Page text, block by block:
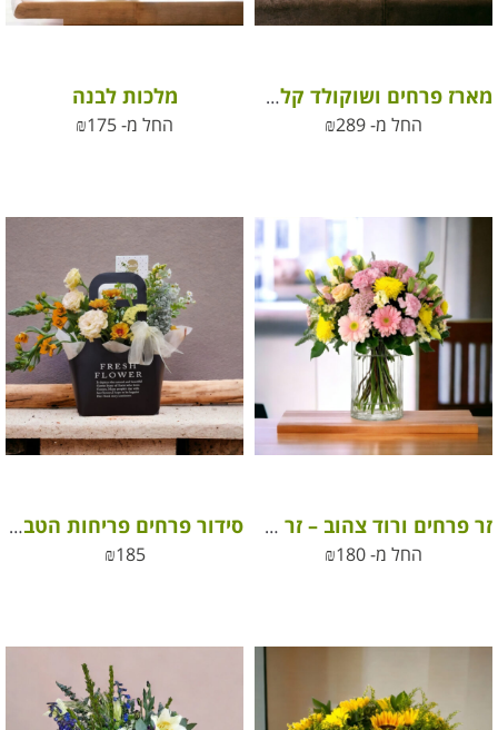
מארז פרחים ושוקולד קלאסי לכל שמחה
החל מ-
₪289
מלכות לבנה
החל מ- ₪175
זר פרחים ורוד צהוב – זר פרחי שדה
החל מ-
₪180
סידור פרחים פריחות הטבע בתיק מעוצב לבחירת השוזרת
₪185